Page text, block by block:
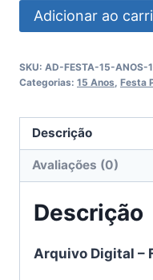
Festa
15
quantidade
Adicionar ao
SKU: AD-FESTA-15-ANOS-
Categorias: 15 Anos Festa
Descrição
Avaliações (0)
Descrição
Arquivo Digital –